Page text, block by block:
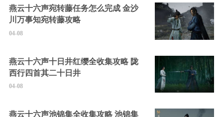
燕云十六声宛转藤任务怎么完成 金沙
川万事知宛转藤攻略
04-08
燕云十六声十日井红缨全收集攻略 陇
西行四首其二十日井
04-08
燕云十六声池锦集全收集攻略 池锦集